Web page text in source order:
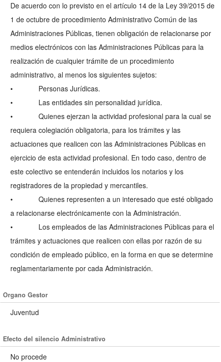
De acuerdo con lo previsto en el artículo 14 de la Ley 39/2015 de
1 de octubre de procedimiento Administrativo Común de las
Administraciones Públicas, tienen obligación de relacionarse por
medios electrónicos con las Administraciones Públicas para la
realización de cualquier trámite de un procedimiento
administrativo, al menos los siguientes sujetos:
• Personas Jurídicas.
• Las entidades sin personalidad jurídica.
• Quienes ejerzan la actividad profesional para la cual se
requiera colegiación obligatoria, para los trámites y las
actuaciones que realicen con las Administraciones Públicas en
ejercicio de esta actividad profesional. En todo caso, dentro de
este colectivo se entenderán incluidos los notarios y los
registradores de la propiedad y mercantiles.
• Quienes representen a un interesado que esté obligado
a relacionarse electrónicamente con la Administración.
• Los empleados de las Administraciones Públicas para el
trámites y actuaciones que realicen con ellas por razón de su
condición de empleado público, en la forma en que se determine
reglamentariamente por cada Administración.
Organo Gestor
Juventud
Efecto del silencio Administrativo
No procede